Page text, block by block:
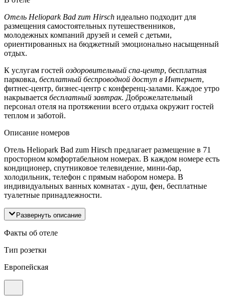
Отель Heliopark Bad zum Hirsch идеально подходит для
размещения самостоятельных путешественников,
молодежных компаний друзей и семей с детьми,
ориентированных на бюджетный эмоционально насыщенный
отдых.
К услугам гостей оздоровительный спа-центр, бесплатная
парковка, бесплатный беспроводной доступ в Интернет,
фитнес-центр, бизнес-центр с конференц-залами. Каждое утро
накрывается бесплатный завтрак. Доброжелательный
персонал отеля на протяжении всего отдыха окружит гостей
теплом и заботой.
Описание номеров
Отель Heliopark Bad zum Hirsch предлагает размещение в 71
просторном комфортабельном номерах. В каждом номере есть
кондиционер, спутниковое телевидение, мини-бар,
холодильник, телефон с прямым набором номера. В
индивидуальных ванных комнатах - душ, фен, бесплатные
туалетные принадлежности.
Развернуть описание
Факты об отеле
Тип розетки
Европейская